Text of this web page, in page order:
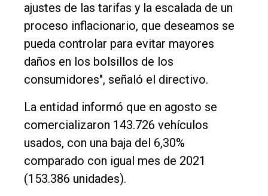
ajustes de las tarifas y la escalada de un
proceso inflacionario, que deseamos se
pueda controlar para evitar mayores
daños en los bolsillos de los
consumidores", señaló el directivo.
La entidad informó que en agosto se
comercializaron 143.726 vehículos
usados, con una baja del 6,30%
comparado con igual mes de 2021
(153.386 unidades).